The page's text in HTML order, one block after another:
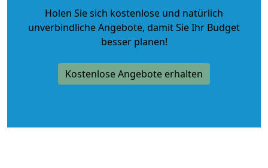
Holen Sie sich kostenlose und natürlich
unverbindliche Angebote, damit Sie Ihr Budget
besser planen!
Kostenlose Angebote erhalten